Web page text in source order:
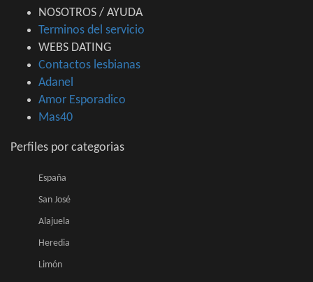
NOSOTROS / AYUDA
Terminos del servicio
WEBS DATING
Contactos lesbianas
Adanel
Amor Esporadico
Mas40
Perfiles por categorias
España
San José
Alajuela
Heredia
Limón